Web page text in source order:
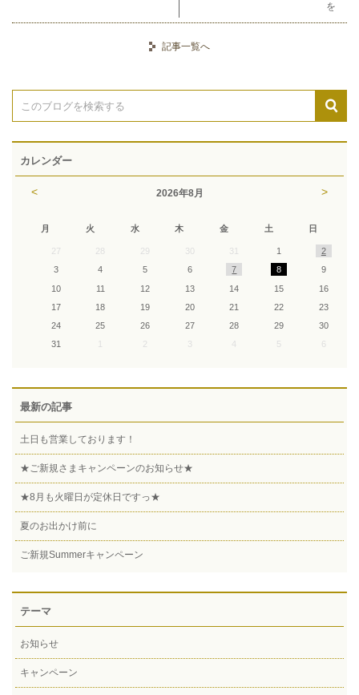
を
記事一覧へ
カレンダー
2026年8月
< >
月 火 水 木 金 土 日
27 28 29 30 31 1
2
3
4 5 6 7 8
9
10
11 12 13 14 15
16
17
18 19 20 21 22
23
24
25 26 27 28 29
30
31
2 3 4 5 6
最新の記事
土日も営業しております！
★ご新規さまキャンペーンのお知らせ★
★8月も火曜日が定休日ですっ★
夏のお出かけ前に
ご新規Summerキャンペーン
テーマ
お知らせ
キャンペーン